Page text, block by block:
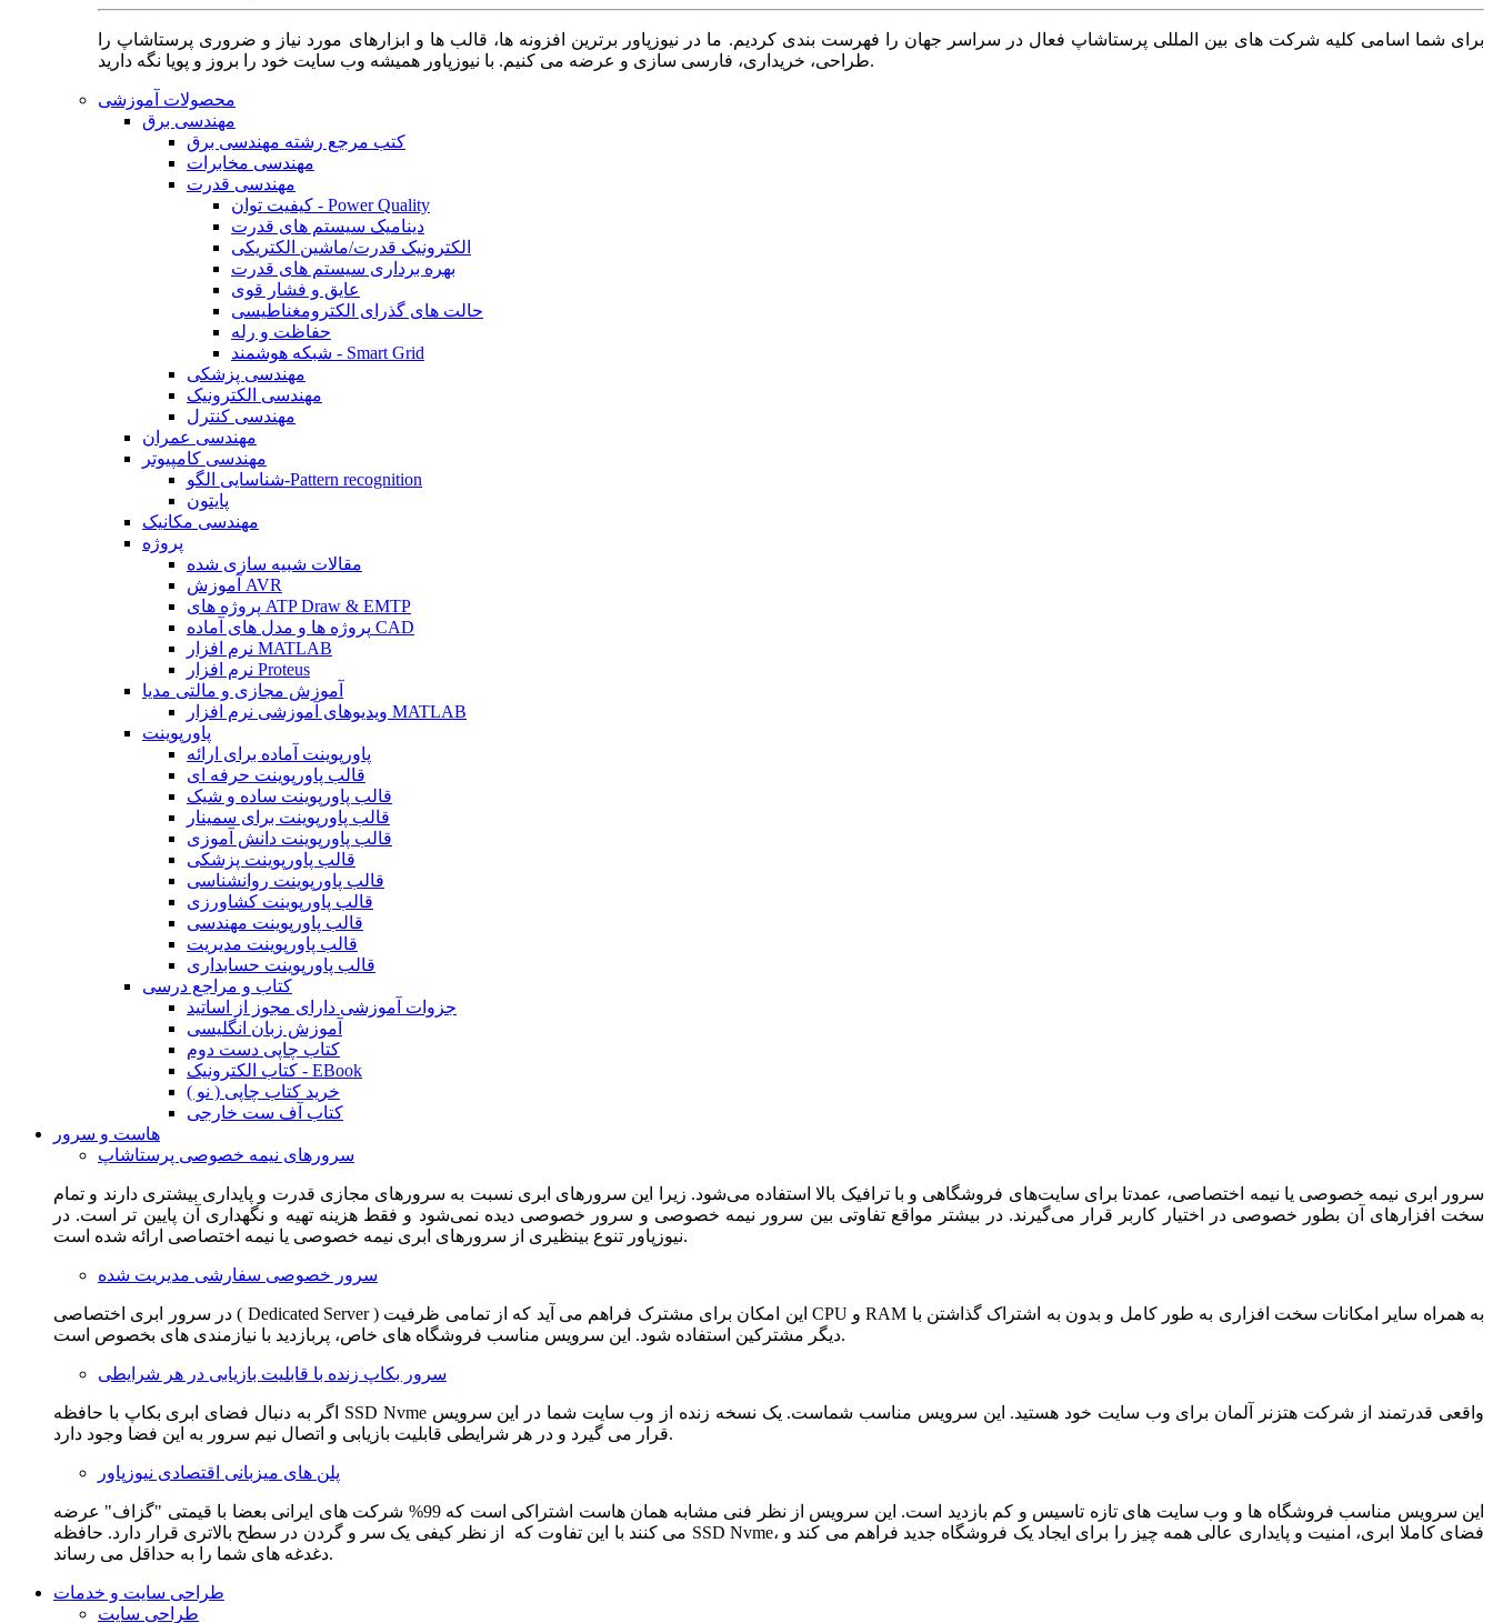
برای شما اسامی کلیه شرکت های بین المللی پرستاشاپ فعال در سراسر جهان را فهرست بندی کردیم. ما در نیوزپاور برترین افزونه ها، قالب ها و ابزارهای مورد نیاز و ضروری پرستاشاپ را
طراحی، خریداری، فارسی سازی و عرضه می کنیم. با نیوزپاور همیشه وب سایت خود را بروز و پویا نگه دارید.
محصولات آموزشی
مهندسی برق
کتب مرجع رشته مهندسی برق
مهندسی مخابرات
مهندسی قدرت
کیفیت توان - Power Quality
دینامیک سیستم های قدرت
الکترونیک قدرت/ماشین الکتریکی
بهره برداری سیستم های قدرت
عایق و فشار قوی
حالت های گذرای الکترومغناطیسی
حفاظت و رله
شبکه هوشمند - Smart Grid
مهندسی پزشکی
مهندسی الکترونیک
مهندسی کنترل
مهندسی عمران
مهندسی کامپیوتر
شناسایی الگو-Pattern recognition
پایتون
مهندسی مکانیک
پروژه
مقالات شبیه سازی شده
آموزش AVR
پروژه های ATP Draw & EMTP
پروژه ها و مدل های آماده CAD
نرم افزار MATLAB
نرم افزار Proteus
آموزش مجازی و مالتی مدیا
ویدیوهای آموزشی نرم افزار MATLAB
پاورپوینت
پاورپوینت آماده برای ارائه
قالب پاورپوینت حرفه ای
قالب پاورپوینت ساده و شیک
قالب پاورپوینت برای سمینار
قالب پاورپوینت دانش آموزی
قالب پاورپوینت پزشکی
قالب پاورپوینت روانشناسی
قالب پاورپوینت کشاورزی
قالب پاورپوینت مهندسی
قالب پاورپوینت مدیریت
قالب پاورپوینت حسابداری
کتاب و مراجع درسی
جزوات آموزشی دارای مجوز از اساتید
آموزش زبان انگلیسی
کتاب چاپی دست دوم
کتاب الکترونیک - EBook
خرید کتاب چاپی ( نو )
کتاب آف ست خارجی
هاست و سرور
سرورهای نیمه خصوصی پرستاشاپ
سرور ابری نیمه خصوصی یا نیمه اختصاصی، عمدتا برای سایت‌های فروشگاهی و با ترافیک بالا استفاده می‌شود. زیرا این سرورهای ابری نسبت به سرورهای مجازی قدرت و پایداری بیشتری دارند و تمام
سخت افزارهای آن بطور خصوصی در اختیار کاربر قرار می‌گیرند. در بیشتر مواقع تفاوتی بین سرور نیمه خصوصی و سرور خصوصی دیده نمی‌شود و فقط هزینه تهیه و نگهداری آن پایین تر است. در
نیوزپاور تنوع بینظیری از سرورهای ابری نیمه خصوصی یا نیمه اختصاصی ارائه شده است.
سرور خصوصی سفارشی مدیریت شده
در سرور ابری اختصاصی ( Dedicated Server ) این امکان برای مشترک فراهم می آید که از تمامی ظرفیت CPU و RAM به همراه سایر امکانات سخت افزاری به طور کامل و بدون به اشتراک گذاشتن با
دیگر مشترکین استفاده شود. این سرویس مناسب فروشگاه های خاص، پربازدید با نیازمندی های بخصوص است.
سرور بکاپ زنده با قابلیت بازیابی در هر شرایطی
اگر به دنبال فضای ابری بکاپ با حافظه SSD Nvme واقعی قدرتمند از شرکت هتزنر آلمان برای وب سایت خود هستید. این سرویس مناسب شماست. یک نسخه زنده از وب سایت شما در این سرویس
قرار می گیرد و در هر شرایطی قابلیت بازیابی و اتصال نیم سرور به این فضا وجود دارد.
پلن های میزبانی اقتصادی نیوزپاور
این سرویس مناسب فروشگاه ها و وب سایت های تازه تاسیس و کم بازدید است. این سرویس از نظر فنی مشابه همان هاست اشتراکی است که 99% شرکت های ایرانی بعضا با قیمتی "گزاف" عرضه
می کنند با این تفاوت که از نظر کیفی یک سر و گردن در سطح بالاتری قرار دارد. حافظه SSD Nvme، فضای کاملا ابری، امنیت و پایداری عالی همه چیز را برای ایجاد یک فروشگاه جدید فراهم می کند و
دغدغه های شما را به حداقل می رساند.
طراحی سایت و خدمات
طراحی سایت